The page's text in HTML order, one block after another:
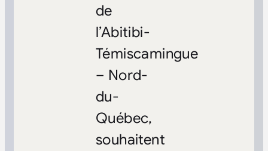
de
l’Abitibi-
Témiscamingue
– Nord-
du-
Québec,
souhaitent